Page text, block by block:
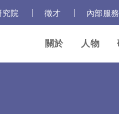
究院 徵才 內部服務
關於 人物